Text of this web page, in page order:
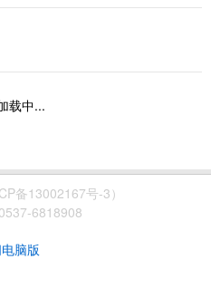
载中...
备13002167号-3）
0537-6818908
脑版